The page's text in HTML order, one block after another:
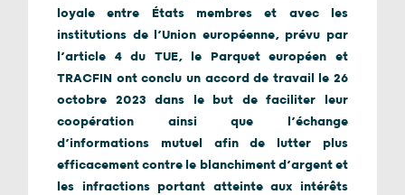
loyale entre États membres et avec les
institutions de l’Union européenne, prévu par
l’article 4 du TUE, le Parquet européen et
TRACFIN ont conclu un accord de travail le 26
octobre 2023 dans le but de faciliter leur
coopération ainsi que l’échange
d’informations mutuel afin de lutter plus
efficacement contre le blanchiment d’argent et
les infractions portant atteinte aux intérêts